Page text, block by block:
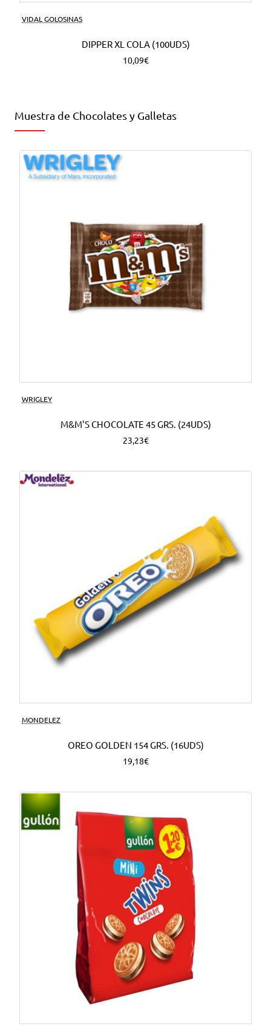
VIDAL GOLOSINAS
DIPPER XL COLA (100UDS)
10,09€
Muestra de Chocolates y Galletas
WRIGLEY
M&M'S CHOCOLATE 45 GRS. (24UDS)
23,23€
MONDELEZ
OREO GOLDEN 154 GRS. (16UDS)
19,18€